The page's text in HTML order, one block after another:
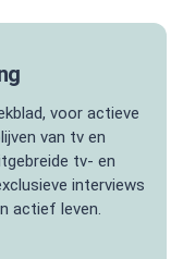
voor actieve
van tv en
tv- en
interviews
actief leven.